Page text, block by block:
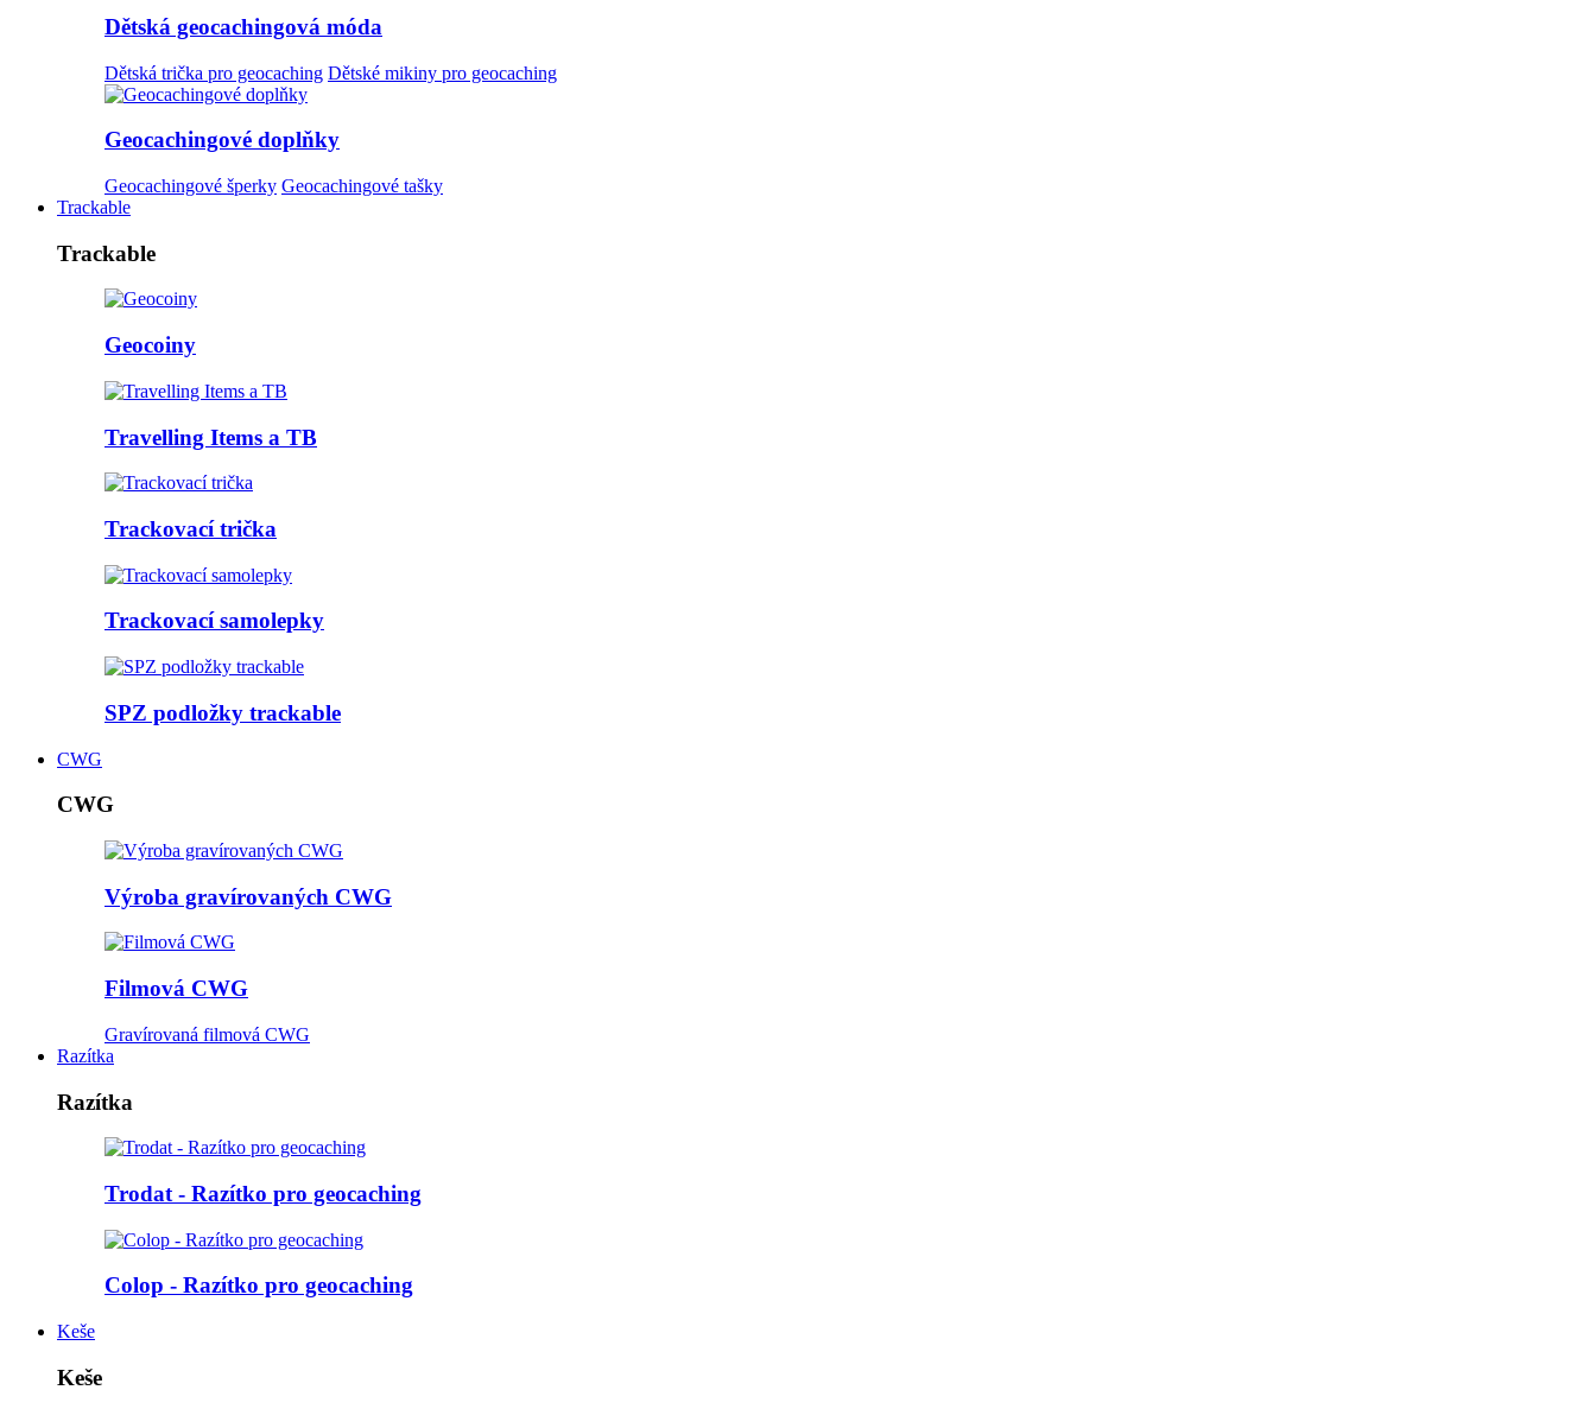
Dětská geocachingová móda
Dětská trička pro geocaching Dětské mikiny pro geocaching
Geocachingové doplňky
Geocachingové šperky Geocachingové tašky
Trackable
Trackable
Geocoiny
Travelling Items a TB
Trackovací trička
Trackovací samolepky
SPZ podložky trackable
CWG
CWG
Výroba gravírovaných CWG
Filmová CWG
Gravírovaná filmová CWG
Razítka
Razítka
Trodat - Razítko pro geocaching
Colop - Razítko pro geocaching
Keše
Keše